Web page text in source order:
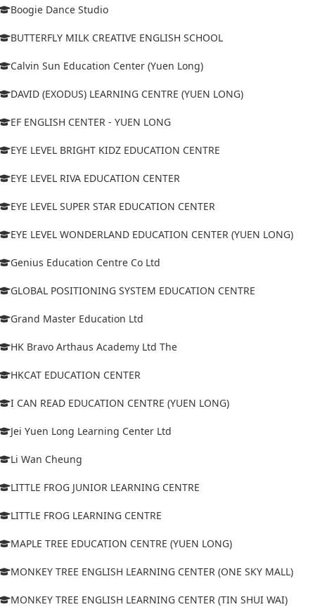
Boogie Dance Studio
BUTTERFLY MILK CREATIVE ENGLISH SCHOOL
Calvin Sun Education Center (Yuen Long)
DAVID (EXODUS) LEARNING CENTRE (YUEN LONG)
EF ENGLISH CENTER - YUEN LONG
EYE LEVEL BRIGHT KIDZ EDUCATION CENTRE
EYE LEVEL RIVA EDUCATION CENTER
EYE LEVEL SUPER STAR EDUCATION CENTER
EYE LEVEL WONDERLAND EDUCATION CENTER (YUEN LONG)
Genius Education Centre Co Ltd
GLOBAL POSITIONING SYSTEM EDUCATION CENTRE
Grand Master Education Ltd
HK Bravo Arthaus Academy Ltd The
HKCAT EDUCATION CENTER
I CAN READ EDUCATION CENTRE (YUEN LONG)
Jei Yuen Long Learning Center Ltd
Li Wan Cheung
LITTLE FROG JUNIOR LEARNING CENTRE
LITTLE FROG LEARNING CENTRE
MAPLE TREE EDUCATION CENTRE (YUEN LONG)
MONKEY TREE ENGLISH LEARNING CENTER (ONE SKY MALL)
MONKEY TREE ENGLISH LEARNING CENTER (TIN SHUI WAI)